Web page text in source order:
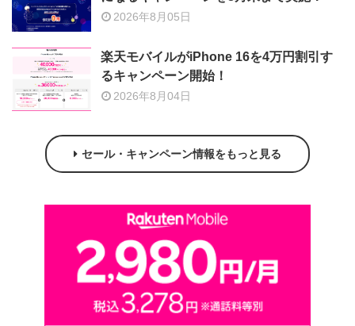
2026年8月05日
楽天モバイルがiPhone 16を4万円割引す
るキャンペーン開始！
2026年8月04日
セール・キャンペーン情報をもっと見る